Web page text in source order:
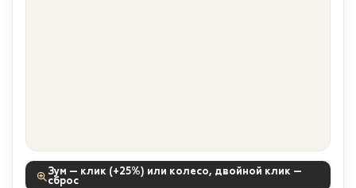
Зум — клик (+25%) или колесо, двойной клик —
сброс